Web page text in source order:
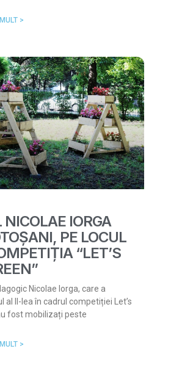
>
NICOLAE IORGA
PE LOCUL
“LET’S
Nicolae Iorga, care a
al II-lea în cadrul competiției Let’s
fost mobilizați peste
>